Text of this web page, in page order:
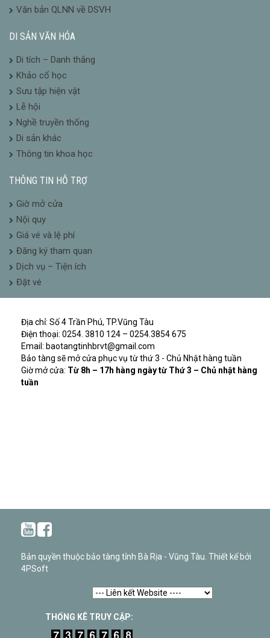
Văn bản QLNN về DSVH
DI SẢN VĂN HÓA
Di tích – Danh thắng
Khảo cổ học
Sưu tập hiện vật
Lễ hội
Nghề truyền thống
Di sản khác
Thông tin khoa học
THÔNG TIN HỖ TRỢ
Giờ mở cửa
Nội quy
Giá vé và lệ phí
Đăng ký tham quan
Dịch vụ – Tiện ích
Đặt vé
Địa chỉ: Số 4 Trần Phú, TP.Vũng Tàu
Điện thoại: 0254. 3810 124 – 0254.3854 675
Email: baotangtinhbrvt@gmail.com
Bảo tàng sẽ mở cửa phục vụ từ thứ 3 - Chủ Nhật hàng tuần
Giờ mở cửa: Từ 8h – 17h hàng ngày từ Thứ 3 – Chủ nhật hàng
tuần
Bản quyền thuộc bảo tàng tỉnh Bà Rịa - Vũng Tàu. Thiết kế bởi
4PSoft
THỐNG KÊ TRUY CẬP: